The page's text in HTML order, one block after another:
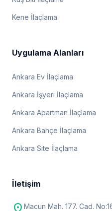
Kene İlaçlama
Uygulama Alanları
Ankara Ev İlaçlama
Ankara İşyeri İlaçlama
Ankara Apartman İlaçlama
Ankara Bahçe İlaçlama
Ankara Site İlaçlama
İletişim
Macun Mah. 177. Cad.